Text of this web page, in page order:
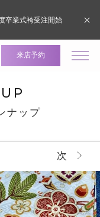
来店予約
ナップ
次
卒業式袴受注開始